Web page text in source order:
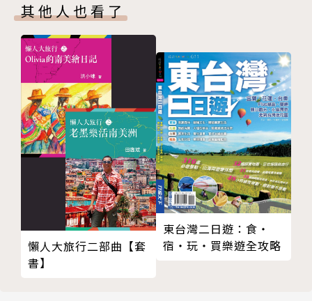
的「北極漂流」理論，率隊征服北極點。雖然南森探險
隊最終只抵達北緯八十六度十四分，仍打破當時人類的
北行紀錄。其後，南森主持或參與多項北極探險、考察
活動，發表多篇學術專著。進入二十世紀，南森藉著他
在國際上的高知名度，曾代表挪威參與多場外交活動，
也擔任挪威自瑞典獨立出來後的第一任駐英大使。一九
二二年，南森因其在國際難民人道救援上的努力，獲頒
諾貝爾和平獎。南森於一九三○年過世，享年六十九
歲，《紐約時報》寫道：「人類最佳的友人，最無懼、
慷慨、俠義的勇士，昨天在奧斯陸過世。」關於南森的
其他記事可參閱本書所附〈弗瑞德約夫．南森小傳〉。
譯者簡介
其他人也看了
懶人大旅行二部曲【套
書】
東台灣二日遊：食‧
宿‧玩‧買樂遊全攻略